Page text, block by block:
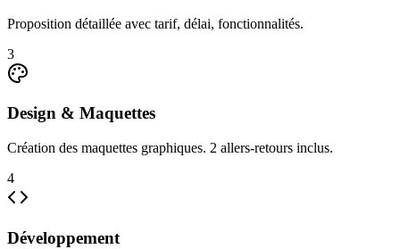
Proposition détaillée avec tarif, délai, fonctionnalités.
3
Design & Maquettes
Création des maquettes graphiques. 2 allers-retours inclus.
4
Développement